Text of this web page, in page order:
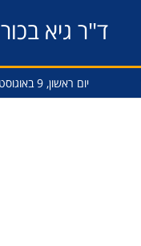
ד"ר גיא בכור
יום ראשון, 9 באוגוסט, 2026